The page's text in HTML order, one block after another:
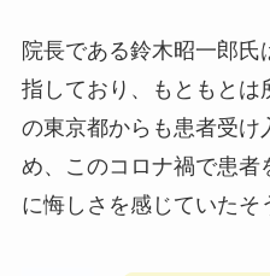
院長である鈴木昭一郎氏
指しており、もともとは
の東京都からも患者受け
め、このコロナ禍で患者
に悔しさを感じていたそ